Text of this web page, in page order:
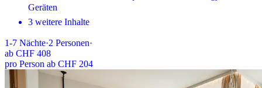
Geräten
3 weitere Inhalte
1-7 Nächte·2 Personen·
ab CHF 408
pro Person ab CHF 204